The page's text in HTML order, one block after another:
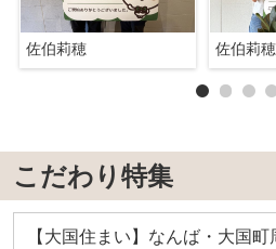
佐伯莉穂 佐伯莉穂
こだわり特集
【大国住まい】なんば・大国